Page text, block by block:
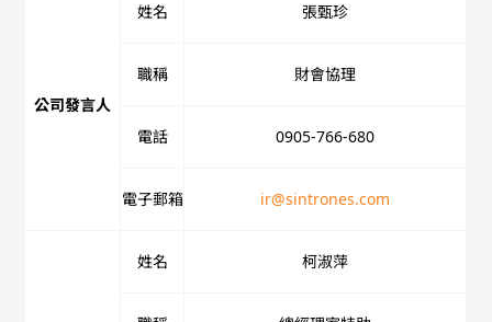
公司發言人
姓名 張甄珍
職稱 財會協理
電話 0905-766-680
電子郵箱 ir@sintrones.com
姓名 柯淑萍